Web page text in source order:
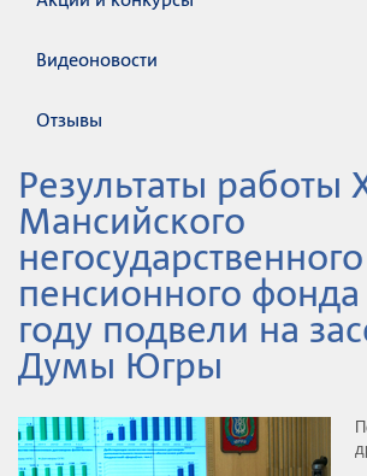
Видеоновости
Отзывы
Результаты работы
Мансийского
негосударственного
пенсионного фонда
году подвели на
Думы Югры